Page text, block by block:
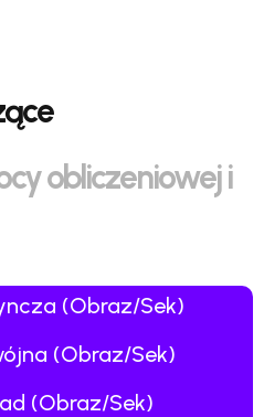
obliczeniowej i
(Obraz/Sek)
(Obraz/Sek)
(Obraz/Sek)